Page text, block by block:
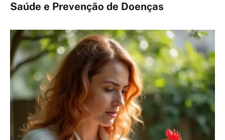
Saúde e Prevenção de Doenças